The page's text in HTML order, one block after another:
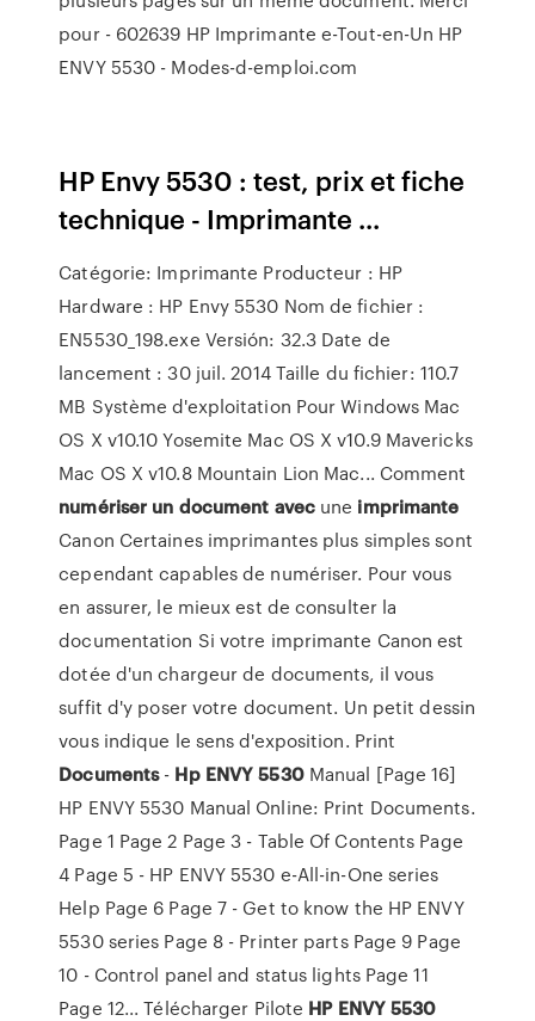
pour - 602639 HP Imprimante e-Tout-en-Un HP
ENVY 5530 - Modes-d-emploi.com
HP Envy 5530 : test, prix et fiche
technique - Imprimante ...
Catégorie: Imprimante Producteur : HP
Hardware : HP Envy 5530 Nom de fichier :
EN5530_198.exe Versión: 32.3 Date de
lancement : 30 juil. 2014 Taille du fichier: 110.7
MB Système d'exploitation Pour Windows Mac
OS X v10.10 Yosemite Mac OS X v10.9 Mavericks
Mac OS X v10.8 Mountain Lion Mac... Comment
numériser un document avecune imprimante
Canon Certaines imprimantes plus simples sont
cependant capables de numériser. Pour vous
en assurer, le mieux est de consulter la
documentation Si votre imprimante Canon est
dotée d'un chargeur de documents, il vous
suffit d'y poser votre document. Un petit dessin
vous indique le sens d'exposition. Print
Documents- Hp ENVY 5530Manual [Page 16]
HP ENVY 5530 Manual Online: Print Documents.
Page 1 Page 2 Page 3 - Table Of Contents Page
4 Page 5 - HP ENVY 5530 e-All-in-One series
Help Page 6 Page 7 - Get to know the HP ENVY
5530 series Page 8 - Printer parts Page 9 Page
10 - Control panel and status lights Page 11
Page 12... Télécharger Pilote HP ENVY5530